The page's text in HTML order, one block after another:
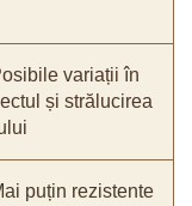
variații în
și strălucirea
puțin rezistente